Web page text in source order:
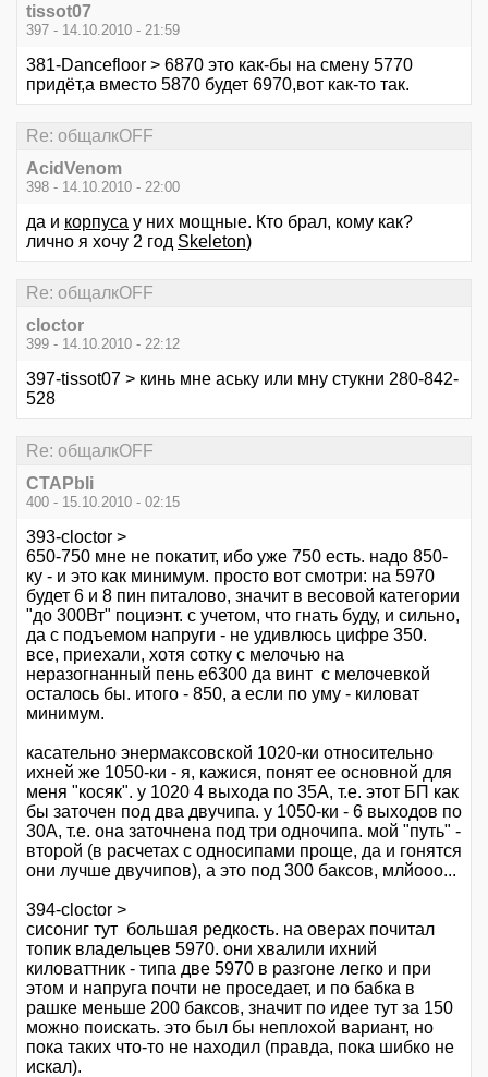
tissot07
397 - 14.10.2010 - 21:59
381-Dancefloor > 6870 это как-бы на смену 5770
придёт,а вместо 5870 будет 6970,вот как-то так.
Re: общалкOFF
AcidVenom
398 - 14.10.2010 - 22:00
да и корпуса у них мощные. Кто брал, кому как?
лично я хочу 2 год Skeleton)
Re: общалкOFF
cloctor
399 - 14.10.2010 - 22:12
397-tissot07 > кинь мне аську или мну стукни 280-842-
528
Re: общалкOFF
CTAPbIi
400 - 15.10.2010 - 02:15
393-cloctor >
650-750 мне не покатит, ибо уже 750 есть. надо 850-
ку - и это как минимум. просто вот смотри: на 5970
будет 6 и 8 пин питалово, значит в весовой категории
"до 300Вт" поциэнт. с учетом, что гнать буду, и сильно,
да с подъемом напруги - не удивлюсь цифре 350.
все, приехали, хотя сотку с мелочью на
неразогнанный пень е6300 да винт с мелочевкой
осталось бы. итого - 850, а если по уму - киловат
минимум.
касательно энермаксовской 1020-ки относительно
ихней же 1050-ки - я, кажися, понят ее основной для
меня "косяк". у 1020 4 выхода по 35А, т.е. этот БП как
бы заточен под два двучипа. у 1050-ки - 6 выходов по
30А, т.е. она заточнена под три одночипа. мой "путь" -
второй (в расчетах с односипами проще, да и гонятся
они лучше двучипов), а это под 300 баксов, млйооо...
394-cloctor >
сисониг тут большая редкость. на оверах почитал
топик владельцев 5970. они хвалили ихний
киловаттник - типа две 5970 в разгоне легко и при
этом и напруга почти не проседает, и по бабка в
рашке меньше 200 баксов, значит по идее тут за 150
можно поискать. это был бы неплохой вариант, но
пока таких что-то не находил (правда, пока шибко не
искал).